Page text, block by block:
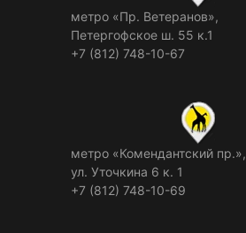
метро «Пр. Ветеранов»,
Петергофское ш. 55 к.1
+7 (812) 748-10-67
метро «Комендантский пр.»,
ул. Уточкина 6 к. 1
+7 (812) 748-10-69